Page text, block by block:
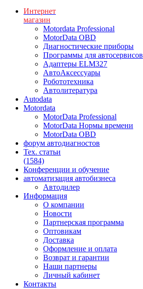
Интернет
магазин
Motordata Professional
MotorData OBD
Диагностические приборы
Программы для автосервисов
Адаптеры ELM327
АвтоАксессуары
Робототехника
Автолитература
Autodata
Motordata
MotorData Professional
MotorData Нормы времени
MotorData OBD
форум автодиагностов
Тех. статьи
(1584)
Конференции и обучение
автоматизация автобизнеса
Автодилер
Информация
О компании
Новости
Партнерская программа
Оптовикам
Доставка
Оформление и оплата
Возврат и гарантии
Наши партнеры
Личный кабинет
Контакты